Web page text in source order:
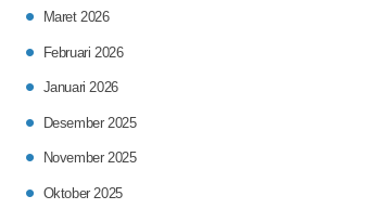
Maret 2026
Februari 2026
Januari 2026
Desember 2025
November 2025
Oktober 2025